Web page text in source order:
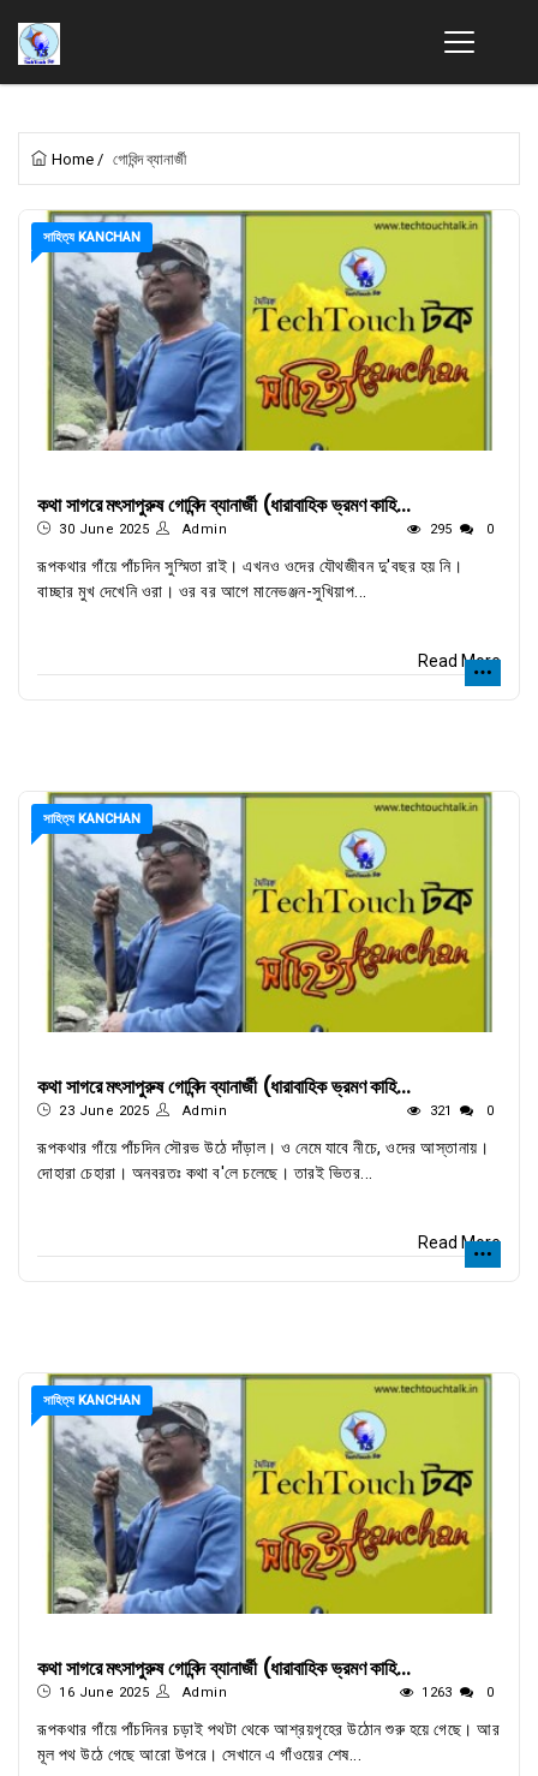
Home / গোবিন্দ ব্যানার্জী
সাহিত্য KANCHAN
কথা সাগরে মৎসাপুরুষ গোবিন্দ ব্যানার্জী (ধারাবাহিক ভ্রমণ কাহি...
30 June 2025 Admin 295 0
রূপকথার গাঁয়ে পাঁচদিন সুস্মিতা রাই। এখনও ওদের যৌথজীবন দু'বছর হয় নি।
বাচ্ছার মুখ দেখেনি ওরা। ওর বর আগে মানেভঞ্জন-সুখিয়াপ...
Read More
সাহিত্য KANCHAN
কথা সাগরে মৎসাপুরুষ গোবিন্দ ব্যানার্জী (ধারাবাহিক ভ্রমণ কাহি...
23 June 2025 Admin 321 0
রূপকথার গাঁয়ে পাঁচদিন সৌরভ উঠে দাঁড়াল। ও নেমে যাবে নীচে, ওদের আস্তানায়।
দোহারা চেহারা। অনবরতঃ কথা ব'লে চলেছে। তারই ভিতর...
Read More
সাহিত্য KANCHAN
কথা সাগরে মৎসাপুরুষ গোবিন্দ ব্যানার্জী (ধারাবাহিক ভ্রমণ কাহি...
16 June 2025 Admin 1263 0
রূপকথার গাঁয়ে পাঁচদিনর চড়াই পথটা থেকে আশ্রয়গৃহের উঠোন শুরু হয়ে গেছে। আর
মূল পথ উঠে গেছে আরো উপরে। সেখানে এ গাঁওয়ের শেষ...